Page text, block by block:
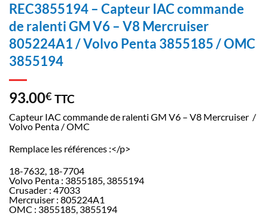
REC3855194 – Capteur IAC commande
de ralenti GM V6 – V8 Mercruiser
805224A1 / Volvo Penta 3855185 / OMC
3855194
93.00€ TTC
Capteur IAC commande de ralenti GM V6 – V8 Mercruiser /
Volvo Penta / OMC
Remplace les références :</p>
18-7632, 18-7704
Volvo Penta : 3855185, 3855194
Crusader : 47033
Mercruiser : 805224A1
OMC : 3855185, 3855194